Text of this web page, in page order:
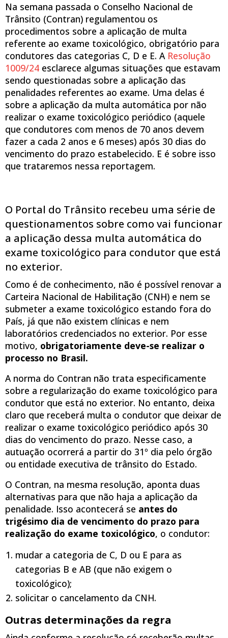
Na semana passada o Conselho Nacional de
Trânsito (Contran) regulamentou os
procedimentos sobre a aplicação de multa
referente ao exame toxicológico, obrigatório para
condutores das categorias C, D e E. A Resolução
1009/24 esclarece algumas situações que estavam
sendo questionadas sobre a aplicação das
penalidades referentes ao exame. Uma delas é
sobre a aplicação da multa automática por não
realizar o exame toxicológico periódico (aquele
que condutores com menos de 70 anos devem
fazer a cada 2 anos e 6 meses) após 30 dias do
vencimento do prazo estabelecido. E é sobre isso
que trataremos nessa reportagem.
O Portal do Trânsito recebeu uma série de
questionamentos sobre como vai funcionar
a aplicação dessa multa automática do
exame toxicológico para condutor que está
no exterior.
Como é de conhecimento, não é possível renovar a
Carteira Nacional de Habilitação (CNH) e nem se
submeter a exame toxicológico estando fora do
País, já que não existem clínicas e nem
laboratórios credenciados no exterior. Por esse
motivo, obrigatoriamente deve-se realizar o
processo no Brasil.
A norma do Contran não trata especificamente
sobre a regularização do exame toxicológico para
condutor que está no exterior. No entanto, deixa
claro que receberá multa o condutor que deixar de
realizar o exame toxicológico periódico após 30
dias do vencimento do prazo. Nesse caso, a
autuação ocorrerá a partir do 31º dia pelo órgão
ou entidade executiva de trânsito do Estado.
O Contran, na mesma resolução, aponta duas
alternativas para que não haja a aplicação da
penalidade. Isso acontecerá se antes do
trigésimo dia de vencimento do prazo para
realização do exame toxicológico, o condutor:
mudar a categoria de C, D ou E para as
categorias B e AB (que não exigem o
toxicológico);
solicitar o cancelamento da CNH.
Outras determinações da regra